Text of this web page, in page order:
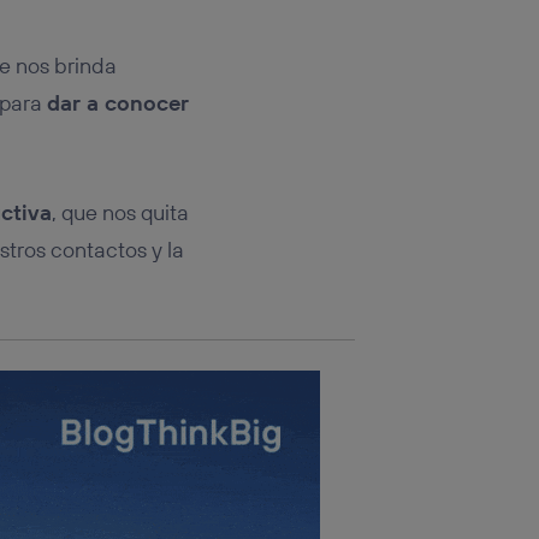
nos brinda
dar a conocer
, que nos quita
contactos y la
se
que
la parte